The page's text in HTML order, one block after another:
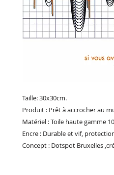
Taille: 30x30cm.
Produit : Prêt à accrocher au
Matériel : Toile haute gamme
Encre : Durable et vif,
Concept : Dotspot Bruxelles